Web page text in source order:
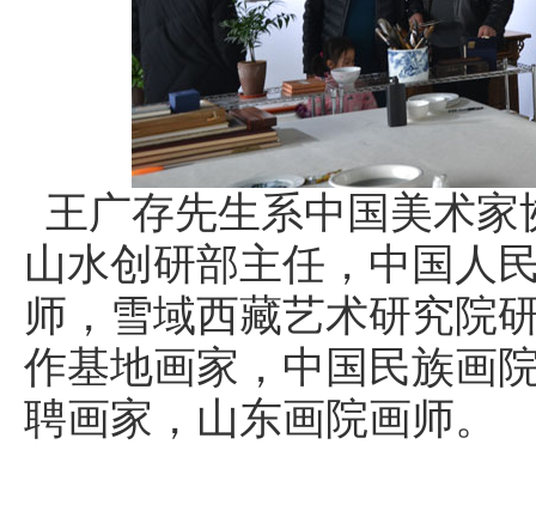
王广存先生系中国美术
山水创研部主任，中国人
师，雪域西藏艺术研究院
作基地画家，中国民族画
聘画家，山东画院画师。